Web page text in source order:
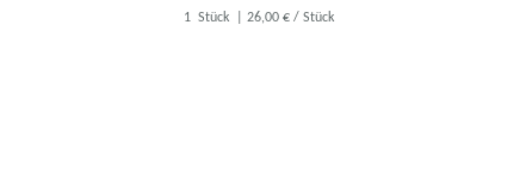
1 Stück | 26,00 € / Stück